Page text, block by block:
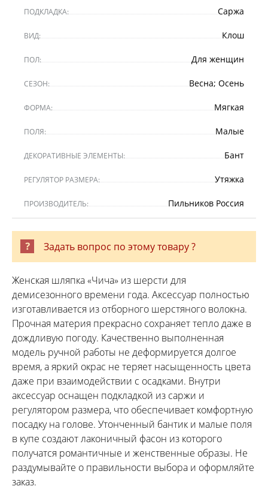
ПОДКЛАДКА: Саржа
ВИД: Клош
ПОЛ: Для женщин
СЕЗОН: Весна; Осень
ФОРМА: Мягкая
ПОЛЯ: Малые
ДЕКОРАТИВНЫЕ ЭЛЕМЕНТЫ: Бант
РЕГУЛЯТОР РАЗМЕРА: Утяжка
ПРОИЗВОДИТЕЛЬ: Пильников Россия
Задать вопрос по этому товару ?
Женская шляпка «Чича» из шерсти для
демисезонного времени года. Аксессуар полностью
изготавливается из отборного шерстяного волокна.
Прочная материя прекрасно сохраняет тепло даже в
дождливую погоду. Качественно выполненная
модель ручной работы не деформируется долгое
время, а яркий окрас не теряет насыщенность цвета
даже при взаимодействии с осадками. Внутри
аксессуар оснащен подкладкой из саржи и
регулятором размера, что обеспечивает комфортную
посадку на голове. Утонченный бантик и малые поля
в купе создают лаконичный фасон из которого
получатся романтичные и женственные образы. Не
раздумывайте о правильности выбора и оформляйте
заказ.